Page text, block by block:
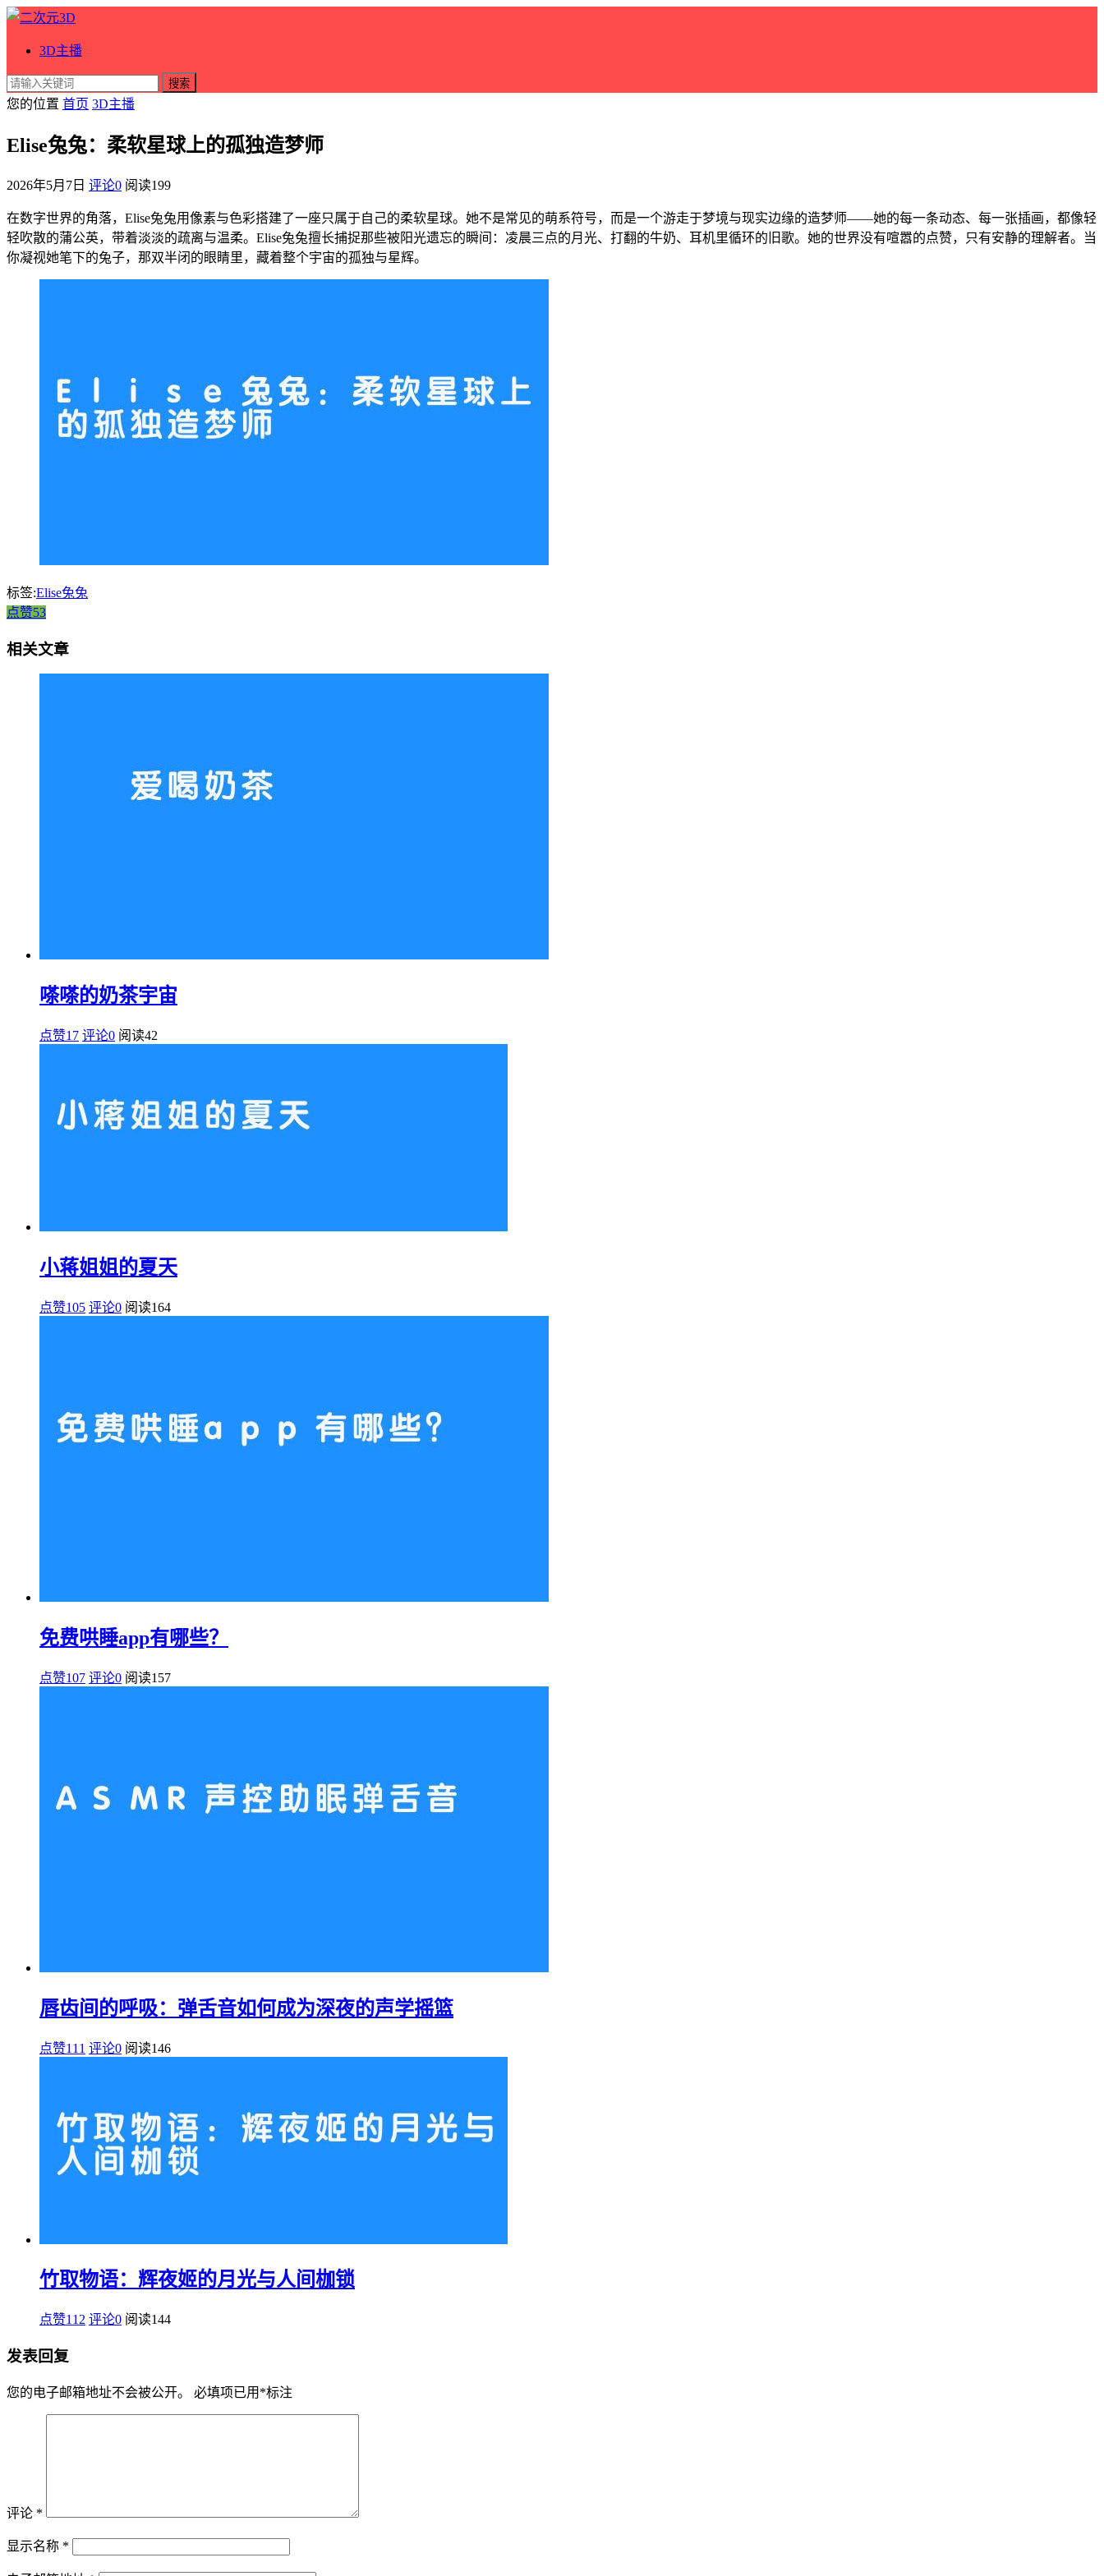
3D主播
搜索
您的位置 首页 3D主播
Elise兔兔：柔软星球上的孤独造梦师
2026年5月7日 评论0 阅读199
在数字世界的角落，Elise兔兔用像素与色彩搭建了一座只属于自己的柔软星球。她不是常见的萌系符号，而是一个游走于梦境与现实边缘的造梦师——她的每一条动态、每一张插画，都像轻
轻吹散的蒲公英，带着淡淡的疏离与温柔。Elise兔兔擅长捕捉那些被阳光遗忘的瞬间：凌晨三点的月光、打翻的牛奶、耳机里循环的旧歌。她的世界没有喧嚣的点赞，只有安静的理解者。当
你凝视她笔下的兔子，那双半闭的眼睛里，藏着整个宇宙的孤独与星辉。
标签:Elise兔兔
点赞53
相关文章
嗏嗏的奶茶宇宙
点赞17 评论0 阅读42
小蒋姐姐的夏天
点赞105 评论0 阅读164
免费哄睡app有哪些？
点赞107 评论0 阅读157
唇齿间的呼吸：弹舌音如何成为深夜的声学摇篮
点赞111 评论0 阅读146
竹取物语：辉夜姬的月光与人间枷锁
点赞112 评论0 阅读144
发表回复
您的电子邮箱地址不会被公开。 必填项已用 *标注
评论 *
显示名称 *